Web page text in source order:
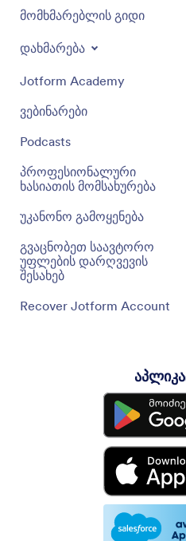
მომხმარებლის გიდი
დახმარება
Jotform Academy
ვებინარები
Podcasts
პროფესიონალური
ხასიათის მომსახურება
უკანონო გამოყენება
გვაცნობეთ საავტორო
უფლების დარღვევის
შესახებ
Recover Jotform Account